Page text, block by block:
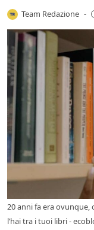
Team Redazione -
20 anni fa era ovunque,
l’hai tra i tuoi libri -